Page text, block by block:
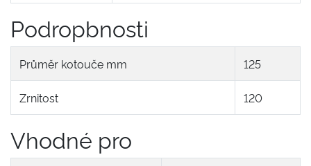
Podropbnosti
Průměr kotouče mm 125
Zrnitost 120
Vhodné pro